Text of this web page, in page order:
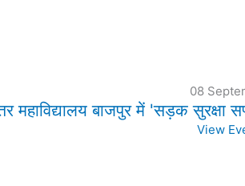
08
महाविद्यालय बाजपुर में 'सड़क
View